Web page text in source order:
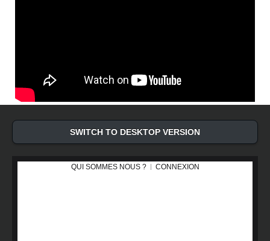
SWITCH TO DESKTOP VERSION
QUI SOMMES NOUS ? CONNEXION